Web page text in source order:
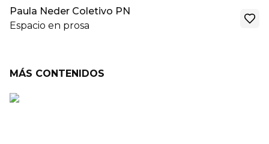
Paula Neder Coletivo PN
Espacio en prosa
MÁS CONTENIDOS